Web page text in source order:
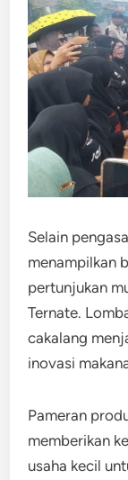
Selain
menampilkan
pertunjukan
Ternate.
cakalang
inovasi
Pameran
memberikan
usaha kecil